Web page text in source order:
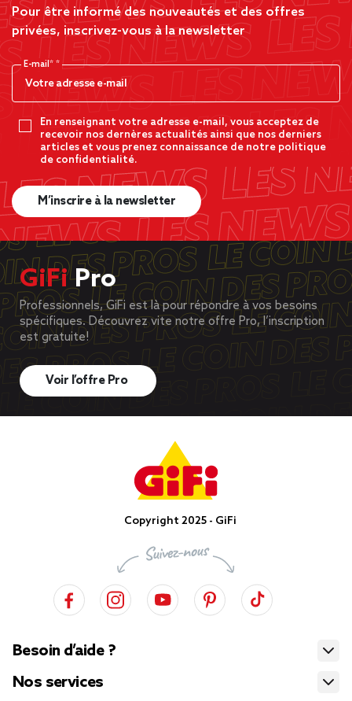
Pour être informé des nouveautés et des offres
privées, inscrivez-vous à la newsletter
E-mail*
En renseignant votre adresse e-mail, vous acceptez de
recevoir nos dernères actualités ainsi que nos derniers
articles et vous prenez connaissance de notre politique
de confidentialité.
M’inscrire à la newsletter
GiFiPro
Professionnels, GiFi est là pour répondre à vos besoins
spécifiques. Découvrez vite notre offre Pro, l’inscription
est gratuite!
Voir l’offre Pro
Copyright 2025 - GiFi
Besoin d’aide ?
Nos services